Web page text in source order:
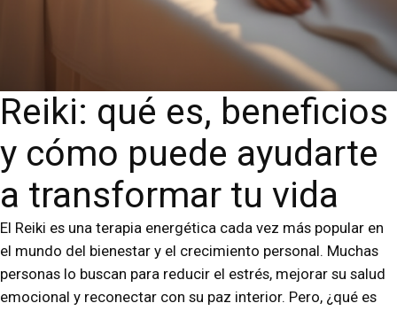
Reiki: qué es, beneficios
y cómo puede ayudarte
a transformar tu vida
El Reiki es una terapia energética cada vez más popular en
el mundo del bienestar y el crecimiento personal. Muchas
personas lo buscan para reducir el estrés, mejorar su salud
emocional y reconectar con su paz interior. Pero, ¿qué es